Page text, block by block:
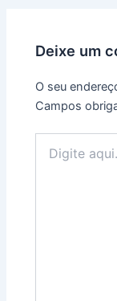
Deixe um
O seu
Campos
aqui...